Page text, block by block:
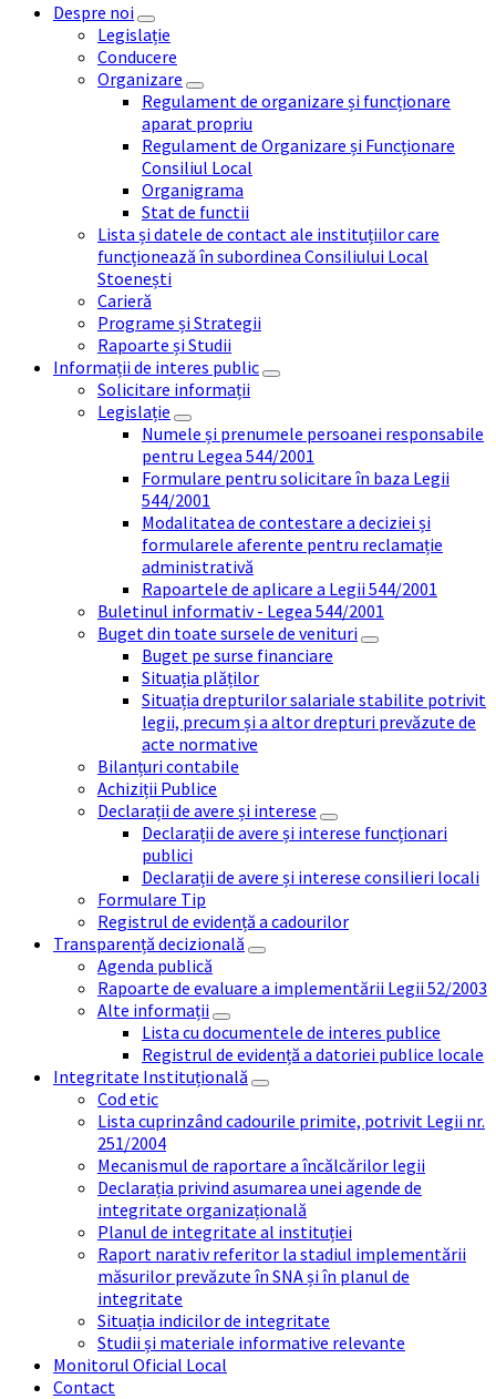
Despre noi
Legislație
Conducere
Organizare
Regulament de organizare și funcționare
aparat propriu
Regulament de Organizare și Funcționare
Consiliul Local
Organigrama
Stat de functii
Lista și datele de contact ale instituțiilor care
funcționează în subordinea Consiliului Local
Stoenești
Carieră
Programe și Strategii
Rapoarte și Studii
Informații de interes public
Solicitare informații
Legislație
Numele și prenumele persoanei responsabile
pentru Legea 544/2001
Formulare pentru solicitare în baza Legii
544/2001
Modalitatea de contestare a deciziei și
formularele aferente pentru reclamație
administrativă
Rapoartele de aplicare a Legii 544/2001
Buletinul informativ - Legea 544/2001
Buget din toate sursele de venituri
Buget pe surse financiare
Situația plăților
Situația drepturilor salariale stabilite potrivit
legii, precum și a altor drepturi prevăzute de
acte normative
Bilanțuri contabile
Achiziții Publice
Declarații de avere și interese
Declarații de avere și interese funcționari
publici
Declarații de avere și interese consilieri locali
Formulare Tip
Registrul de evidență a cadourilor
Transparență decizională
Agenda publică
Rapoarte de evaluare a implementării Legii 52/2003
Alte informații
Lista cu documentele de interes publice
Registrul de evidență a datoriei publice locale
Integritate Instituțională
Cod etic
Lista cuprinzând cadourile primite, potrivit Legii nr.
251/2004
Mecanismul de raportare a încălcărilor legii
Declarația privind asumarea unei agende de
integritate organizațională
Planul de integritate al instituției
Raport narativ referitor la stadiul implementării
măsurilor prevăzute în SNA și în planul de
integritate
Situația indicilor de integritate
Studii și materiale informative relevante
Monitorul Oficial Local
Contact